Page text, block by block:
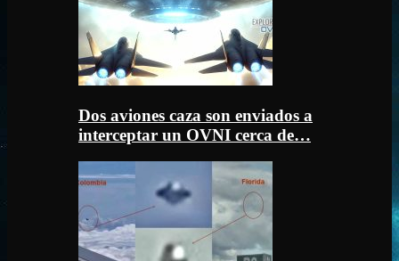
Dos aviones caza son enviados a
interceptar un OVNI cerca de…